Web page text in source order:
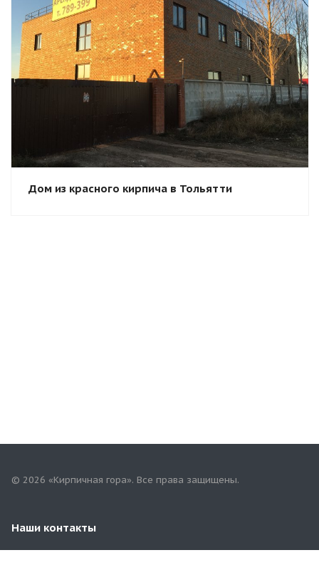
Смотреть проект
Дом из красного кирпича в Тольятти
© 2026 «Кирпичная гора». Все права защищены.
Наши контакты
+7(967)757-68-68